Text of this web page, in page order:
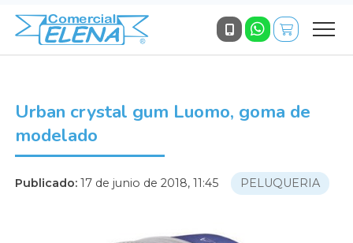
Urban crystal gum Luomo, goma de
modelado
Publicado: 17 de junio de 2018, 11:45 PELUQUERIA